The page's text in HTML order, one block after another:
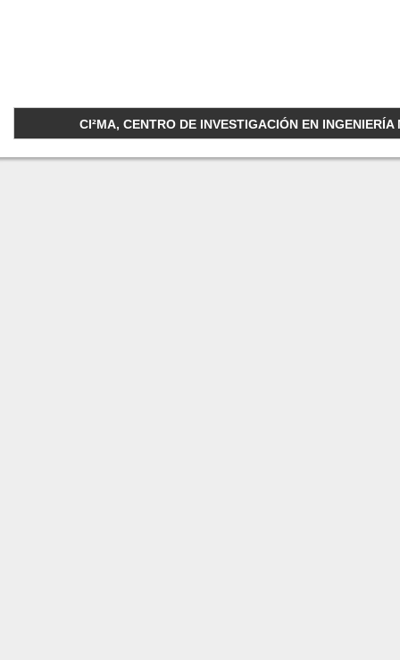
CI²MA, CENTRO DE INVESTIGACIÓN EN